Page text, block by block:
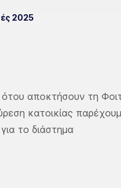
2025
αποκτήσουν τη
κατοικίας
το διάστημα